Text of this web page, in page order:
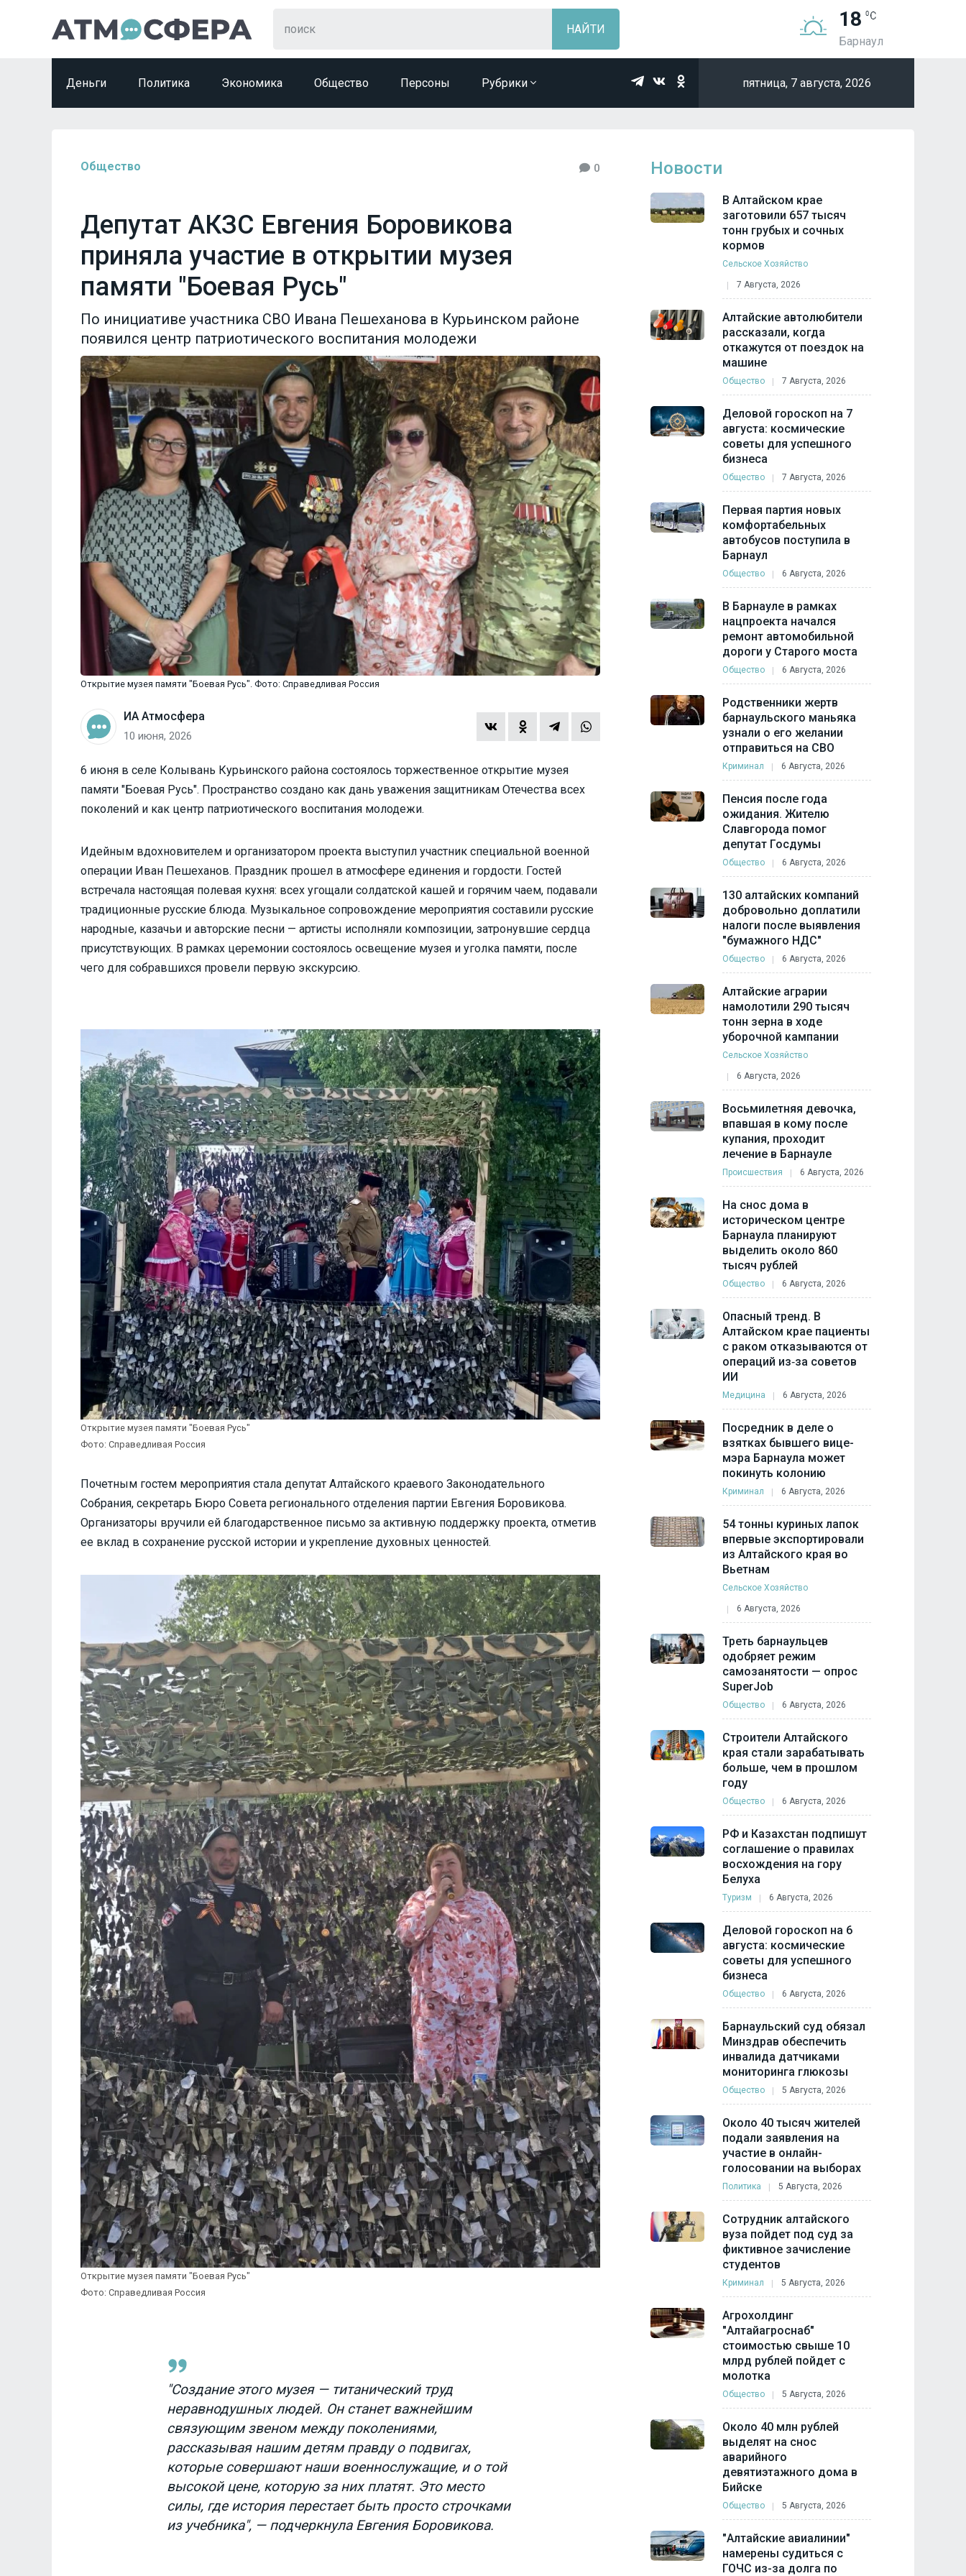
18
Барнаул
Деньги Политика Экономика Общество Персоны Рубрики пятница, 7 августа, 2026
Общество 0
Депутат АКЗС Евгения Боровикова
приняла участие в открытии музея
памяти "Боевая Русь"
По инициативе участника СВО Ивана Пешеханова в Курьинском районе
появился центр патриотического воспитания молодежи
Открытие музея памяти "Боевая Русь". Фото: Справедливая Россия
ИА Атмосфера
10 июня, 2026
6 июня в селе Колывань Курьинского района состоялось торжественное открытие музея
памяти "Боевая Русь". Пространство создано как дань уважения защитникам Отечества всех
поколений и как центр патриотического воспитания молодежи.
Идейным вдохновителем и организатором проекта выступил участник специальной военной
операции Иван Пешеханов. Праздник прошел в атмосфере единения и гордости. Гостей
встречала настоящая полевая кухня: всех угощали солдатской кашей и горячим чаем, подавали
традиционные русские блюда. Музыкальное сопровождение мероприятия составили русские
народные, казачьи и авторские песни — артисты исполняли композиции, затронувшие сердца
присутствующих. В рамках церемонии состоялось освещение музея и уголка памяти, после
чего для собравшихся провели первую экскурсию.
Открытие музея памяти "Боевая Русь"
Фото: Справедливая Россия
Почетным гостем мероприятия стала депутат Алтайского краевого Законодательного
Собрания, секретарь Бюро Совета регионального отделения партии Евгения Боровикова.
Организаторы вручили ей благодарственное письмо за активную поддержку проекта, отметив
ее вклад в сохранение русской истории и укрепление духовных ценностей.
Открытие музея памяти "Боевая Русь"
Фото: Справедливая Россия
"Создание этого музея — титанический труд
неравнодушных людей. Он станет важнейшим
связующим звеном между поколениями,
рассказывая нашим детям правду о подвигах,
которые совершают наши военнослужащие, и о той
высокой цене, которую за них платят. Это место
силы, где история перестает быть просто строчками
из учебника", — подчеркнула Евгения Боровикова.
Новости
В Алтайском крае
заготовили 657 тысяч
тонн грубых и сочных
кормов
Сельское Хозяйство
7 Августа, 2026
Алтайские автолюбители
рассказали, когда
откажутся от поездок на
машине
Общество 7 Августа, 2026
Деловой гороскоп на 7
августа: космические
советы для успешного
бизнеса
Общество 7 Августа, 2026
Первая партия новых
комфортабельных
автобусов поступила в
Барнаул
Общество 6 Августа, 2026
В Барнауле в рамках
нацпроекта начался
ремонт автомобильной
дороги у Старого моста
Общество 6 Августа, 2026
Родственники жертв
барнаульского маньяка
узнали о его желании
отправиться на СВО
Криминал 6 Августа, 2026
Пенсия после года
ожидания. Жителю
Славгорода помог
депутат Госдумы
Общество 6 Августа, 2026
130 алтайских компаний
добровольно доплатили
налоги после выявления
"бумажного НДС"
Общество 6 Августа, 2026
Алтайские аграрии
намолотили 290 тысяч
тонн зерна в ходе
уборочной кампании
Сельское Хозяйство
6 Августа, 2026
Восьмилетняя девочка,
впавшая в кому после
купания, проходит
лечение в Барнауле
Происшествия 6 Августа, 2026
На снос дома в
историческом центре
Барнаула планируют
выделить около 860
тысяч рублей
Общество 6 Августа, 2026
Опасный тренд. В
Алтайском крае пациенты
с раком отказываются от
операций из‑за советов
ИИ
Медицина 6 Августа, 2026
Посредник в деле о
взятках бывшего вице-
мэра Барнаула может
покинуть колонию
Криминал 6 Августа, 2026
54 тонны куриных лапок
впервые экспортировали
из Алтайского края во
Вьетнам
Сельское Хозяйство
6 Августа, 2026
Треть барнаульцев
одобряет режим
самозанятости — опрос
SuperJob
Общество 6 Августа, 2026
Строители Алтайского
края стали зарабатывать
больше, чем в прошлом
году
Общество 6 Августа, 2026
РФ и Казахстан подпишут
соглашение о правилах
восхождения на гору
Белуха
Туризм 6 Августа, 2026
Деловой гороскоп на 6
августа: космические
советы для успешного
бизнеса
Общество 6 Августа, 2026
Барнаульский суд обязал
Минздрав обеспечить
инвалида датчиками
мониторинга глюкозы
Общество 5 Августа, 2026
Около 40 тысяч жителей
подали заявления на
участие в онлайн-
голосовании на выборах
Политика 5 Августа, 2026
Сотрудник алтайского
вуза пойдет под суд за
фиктивное зачисление
студентов
Криминал 5 Августа, 2026
Агрохолдинг
"Алтайагроснаб"
стоимостью свыше 10
млрд рублей пойдет с
молотка
Общество 5 Августа, 2026
Около 40 млн рублей
выделят на снос
аварийного
девятиэтажного дома в
Бийске
Общество 5 Августа, 2026
"Алтайские авиалинии"
намерены судиться с
ГОЧС из-за долга по